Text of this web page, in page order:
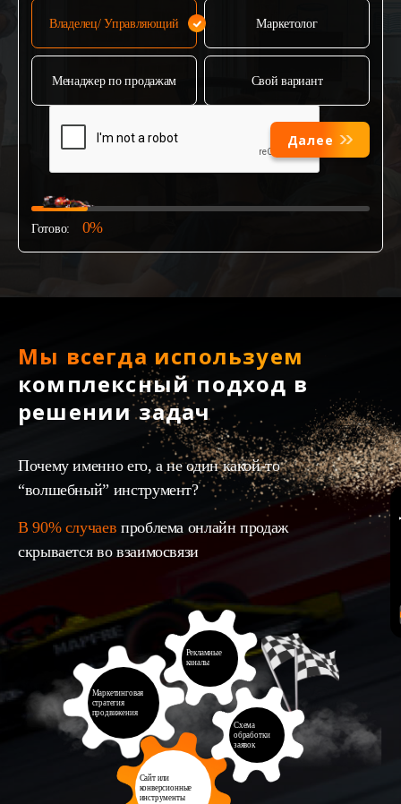
Владелец/ Управляющий Маркетолог
Менаджер по продажам Свой вариант
Готово: 0%
Далее
Мы всегда используем
комплексный подход в
решении задач
Почему именно его, а не один какой-то
“волшебный” инструмент?
В 90% случаев проблема онлайн продаж
скрывается во взаимосвязи
Маркетинговая
стратегия
продвижения
Сайт или
конверсионные
инструменты
Рекламные
каналы
Схема
обработки
заявок